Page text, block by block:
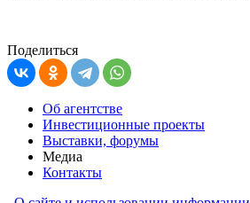
Поделиться
Об агентстве
Инвестиционные проекты
Выставки, форумы
Медиа
Контакты